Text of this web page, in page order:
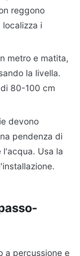
reggono
i
metro e matita,
la livella.
80-100 cm
devono
pendenza di
l'acqua. Usa la
a percussione e